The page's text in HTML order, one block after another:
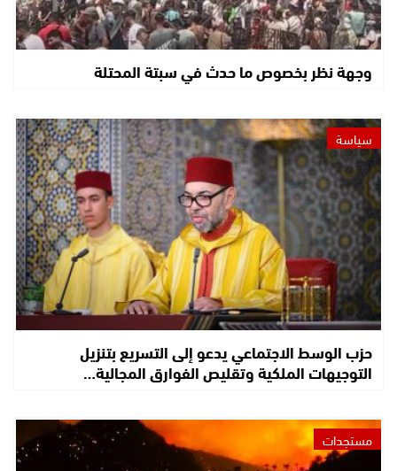
وجهة نظر بخصوص ما حدث في سبتة المحتلة
سياسة
حزب الوسط الاجتماعي يدعو إلى التسريع بتنزيل
التوجيهات الملكية وتقليص الفوارق المجالية…
مستجدات